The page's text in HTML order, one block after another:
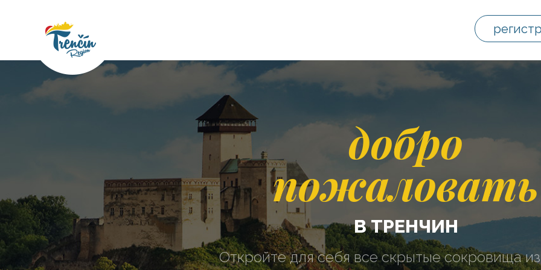
регистр
добро
пожаловать
В ТРЕНЧИН
Откройте для себя все скрытые сокровища